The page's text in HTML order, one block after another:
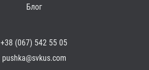
Блог
+38 (067) 542 55 05
pushka@svkus.com